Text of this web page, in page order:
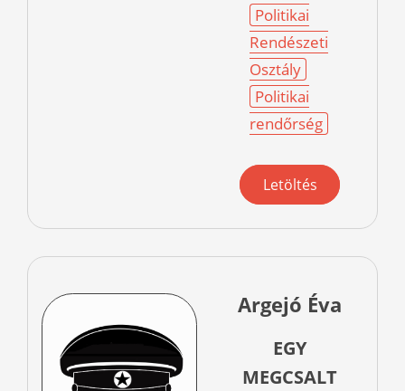
Politikai
Rendészeti
Osztály
Politikai
rendőrség
Letöltés
Argejó Éva
EGY
MEGCSALT